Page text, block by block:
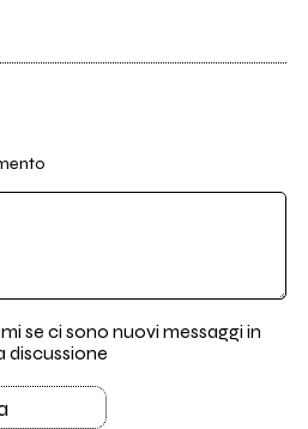
se ci sono nuovi messaggi in
discussione